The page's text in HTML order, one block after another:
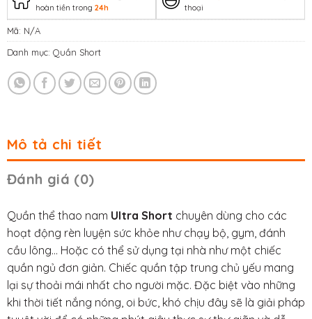
hoàn tiền trong 24h
thoại
Mã: N/A
Danh mục: Quần Short
Mô tả chi tiết
Đánh giá (0)
Quần thể thao nam Ultra Short chuyên dùng cho các
hoạt động rèn luyện sức khỏe như chạy bộ, gym, đánh
cầu lông… Hoặc có thể sử dụng tại nhà như một chiếc
quần ngủ đơn giản. Chiếc quần tập trung chủ yếu mang
lại sự thoải mái nhất cho người mặc. Đặc biệt vào những
khi thời tiết nắng nóng, oi bức, khó chịu đây sẽ là giải pháp